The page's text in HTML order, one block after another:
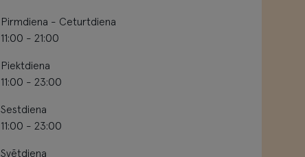
Pirmdiena - Ceturtdiena
11:00 - 21:00
Piektdiena
11:00 - 23:00
Sestdiena
11:00 - 23:00
Svētdiena